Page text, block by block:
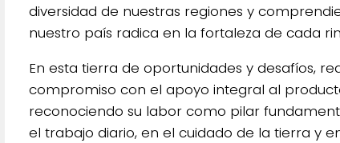
diversidad de nuestras regiones y
nuestro país radica en la fortaleza de cada
En esta tierra de oportunidades y desafíos,
compromiso con el apoyo integral al
reconociendo su labor como pilar
el trabajo diario, en el cuidado de la tierra y